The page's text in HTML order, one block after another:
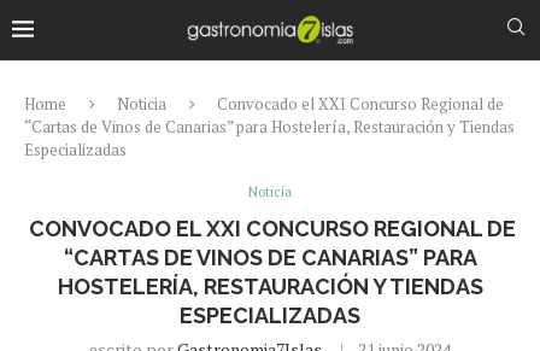
Home Noticia
Convocado el XXI Concurso Regional de
“Cartas de Vinos de Canarias” para Hostelería, Restauración y Tiendas
Especializadas
Noticia
CONVOCADO EL XXI CONCURSO REGIONAL DE
“CARTAS DE VINOS DE CANARIAS” PARA
HOSTELERÍA, RESTAURACIÓN Y TIENDAS
ESPECIALIZADAS